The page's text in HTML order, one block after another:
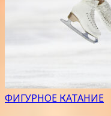
ФИГУРНОЕ КАТАНИЕ